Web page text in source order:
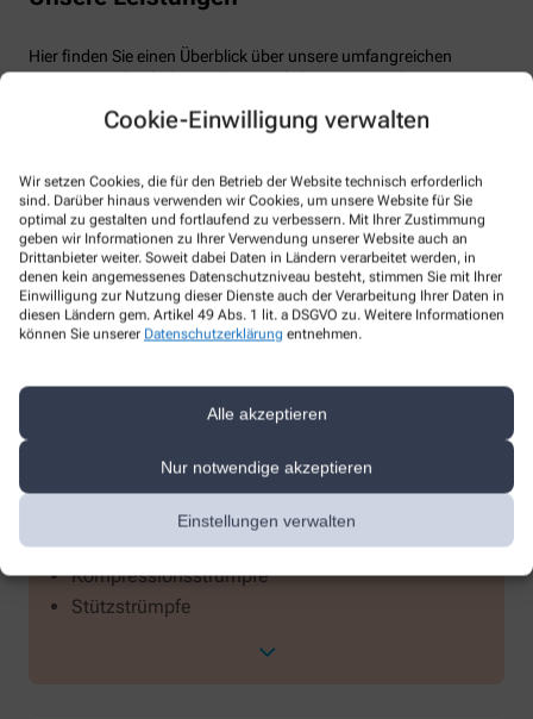
Cookie-Einwilligung verwalten
Wir setzen Cookies, die für den Betrieb der Website technisch erforderlich
sind. Darüber hinaus verwenden wir Cookies, um unsere Website für Sie
optimal zu gestalten und fortlaufend zu verbessern. Mit Ihrer Zustimmung
geben wir Informationen zu Ihrer Verwendung unserer Website auch an
Drittanbieter weiter. Soweit dabei Daten in Ländern verarbeitet werden, in
denen kein angemessenes Datenschutzniveau besteht, stimmen Sie mit Ihrer
Einwilligung zur Nutzung dieser Dienste auch der Verarbeitung Ihrer Daten in
diesen Ländern gem. Artikel 49 Abs. 1 lit. a DSGVO zu. Weitere Informationen
können Sie unserer Datenschutzerklärung entnehmen.
Alle akzeptieren
Nur notwendige akzeptieren
Einstellungen verwalten
Hier finden Sie einen Überblick über unsere umfangreichen
Leistungen, durch die wir Ihnen täglich zur Seite stehen.
Mehrsprachigkeit
Deutsch
Englisch
Anmessen
Bandagen
Kompressionsstrümpfe
Stützstrümpfe